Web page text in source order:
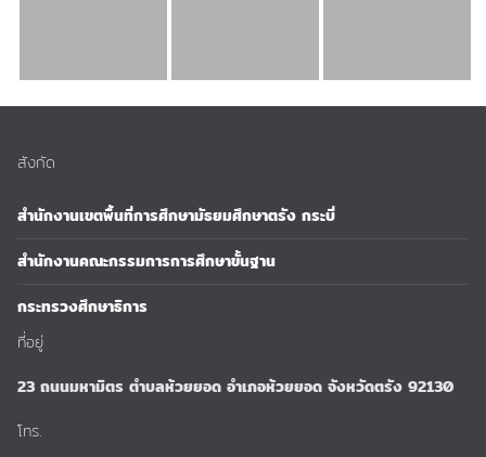
สังกัด
สำนักงานเขตพื้นที่การศึกษามัธยมศึกษาตรัง กระบี่
สำนักงานคณะกรรมการการศึกษาขั้นฐาน
กระทรวงศึกษาธิการ
ที่อยู่
23 ถนนมหามิตร ตำบลห้วยยอด อำเภอห้วยยอด จังหวัดตรัง 92130
โทร.